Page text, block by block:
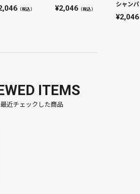
（税込） 2,046（税込）
シャン
2,046
ITEMS
最近チェックした商品